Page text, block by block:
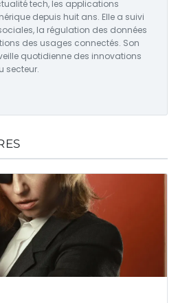
tech, les applications
depuis huit ans. Elle a suivi
la régulation des données
des usages connectés. Son
quotidienne des innovations
secteur.